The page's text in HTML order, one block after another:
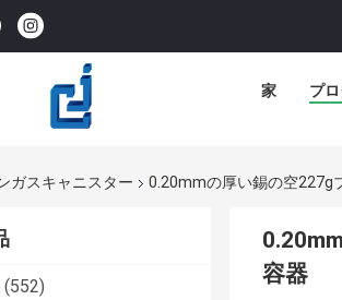
家 プ
ガスキャニスター 0.20mmの厚い錫の空227g
(552)
容器